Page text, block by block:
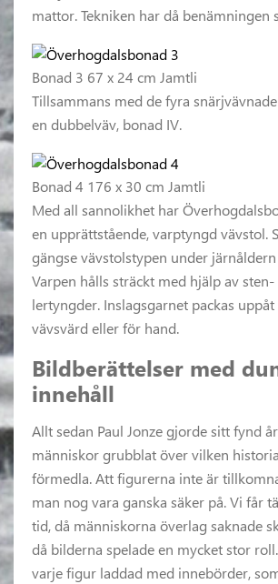
mattor. Tekniken har då benämningen
Bonad 3 67 x 24 cm Jamtli
Tillsammans med de fyra
en dubbelväv, bonad IV.
Bonad 4 176 x 30 cm Jamtli
Med all sannolikhet har
en upprättstående, varptyngd vävstol.
gängse vävstolstypen under
Varpen hålls sträckt med hjälp av
lertyngder. Inslagsgarnet packas
vävsvärd eller för hand.
Bildberättelser med
innehåll
Allt sedan Paul Jonze gjorde sitt fynd
människor grubblat över vilken
förmedla. Att figurerna inte är
man nog vara ganska säker på. Vi får
tid, då människorna överlag saknade
då bilderna spelade en mycket stor
varje figur laddad med innebörder,